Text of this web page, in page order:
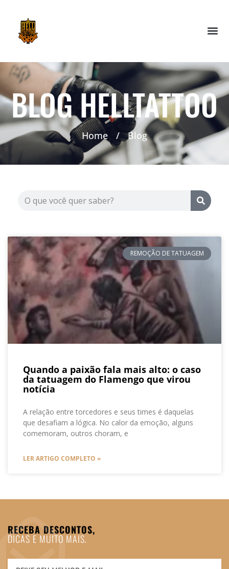
BLOG HELLTATTOO
Home / Blog
REMOÇÃO DE TATUAGEM
Quando a paixão fala mais alto: o caso
da tatuagem do Flamengo que virou
notícia
A relação entre torcedores e seus times é daquelas
que desafiam a lógica. No calor da emoção, alguns
comemoram, outros choram, e
LER ARTIGO COMPLETO »
RECEBA DESCONTOS,
DICAS E MUITO MAIS.